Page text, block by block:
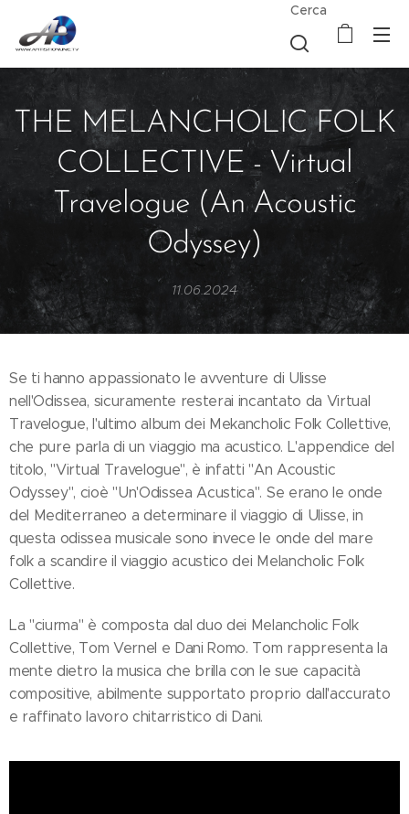
Cerca
THE MELANCHOLIC FOLK
COLLECTIVE - Virtual
Travelogue (An Acoustic
Odyssey)
11.06.2024
Se ti hanno appassionato le avventure di Ulisse
nell'Odissea, sicuramente resterai incantato da Virtual
Travelogue, l'ultimo album dei Mekancholic Folk Collettive,
che pure parla di un viaggio ma acustico. L'appendice del
titolo, "Virtual Travelogue", è infatti "An Acoustic
Odyssey", cioè "Un'Odissea Acustica". Se erano le onde
del Mediterraneo a determinare il viaggio di Ulisse, in
questa odissea musicale sono invece le onde del mare
folk a scandire il viaggio acustico dei Melancholic Folk
Collettive.
La "ciurma" è composta dal duo dei Melancholic Folk
Collettive, Tom Vernel e Dani Romo. Tom rappresenta la
mente dietro la musica che brilla con le sue capacità
compositive, abilmente supportato proprio dall'accurato
e raffinato lavoro chitarristico di Dani.